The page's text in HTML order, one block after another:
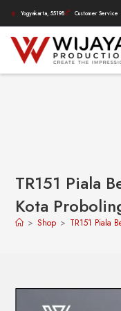
Yogyakarta, 55198 Customer Service
TR151 Piala
Kota
> Shop > TR151 Piala